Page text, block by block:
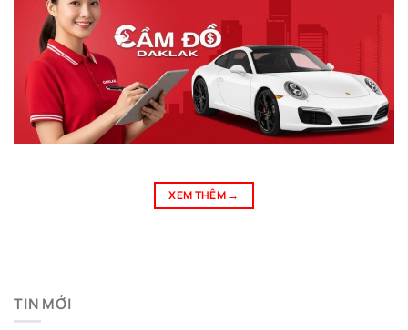
XEM THÊM →
TIN MỚI